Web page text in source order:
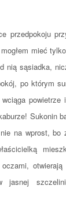
przedpokoju
mieć
nią sąsiadka,
po którym
Sukonin
na wprost, bo
oczami,
jasnej